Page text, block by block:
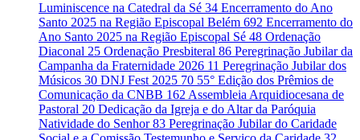
Luminiscence na Catedral da Sé 34 Encerramento do Ano
Santo 2025 na Região Episcopal Belém 692 Encerramento do
Ano Santo 2025 na Região Episcopal Sé 48 Ordenação
Diaconal 25 Ordenação Presbiteral 86 Peregrinação Jubilar da
Campanha da Fraternidade 2026 11 Peregrinação Jubilar dos
Músicos 30 DNJ Fest 2025 70 55° Edição dos Prêmios de
Comunicação da CNBB 162 Assembleia Arquidiocesana de
Pastoral 20 Dedicação da Igreja e do Altar da Paróquia
Natividade do Senhor83 Peregrinação Jubilar do Caridade